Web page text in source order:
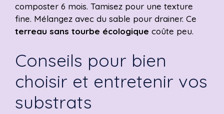
composter 6 mois. Tamisez pour une texture
fine. Mélangez avec du sable pour drainer. Ce
terreau sans tourbe écologique coûte peu.
Conseils pour bien
choisir et entretenir vos
substrats